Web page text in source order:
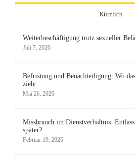
Kürzlich
Weiterbeschäftigung trotz sexueller
Juli 7, 2026
Befristung und Benachteiligung: Wo
zieht
Mai 26, 2026
Missbrauch im Dienstverhältnis:
später?
Februar 19, 2026